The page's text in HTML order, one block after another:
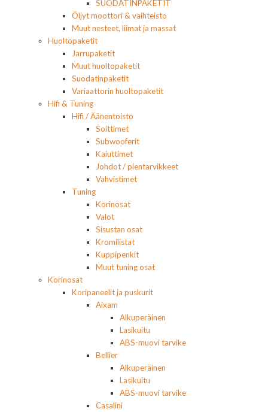
SUODATINPAKETIT
Öljyt moottori & vaihteisto
Muut nesteet, liimat ja massat
Huoltopaketit
Jarrupaketit
Muut huoltopaketit
Suodatinpaketit
Variaattorin huoltopaketit
Hifi & Tuning
Hifi / Äänentoisto
Soittimet
Subwooferit
Kaiuttimet
Johdot / pientarvikkeet
Vahvistimet
Tuning
Korinosat
Valot
Sisustan osat
Kromilistat
Kuppipenkit
Muut tuning osat
Korinosat
Koripaneelit ja puskurit
Aixam
Alkuperäinen
Lasikuitu
ABS-muovi tarvike
Bellier
Alkuperäinen
Lasikuitu
ABS-muovi tarvike
Casalini